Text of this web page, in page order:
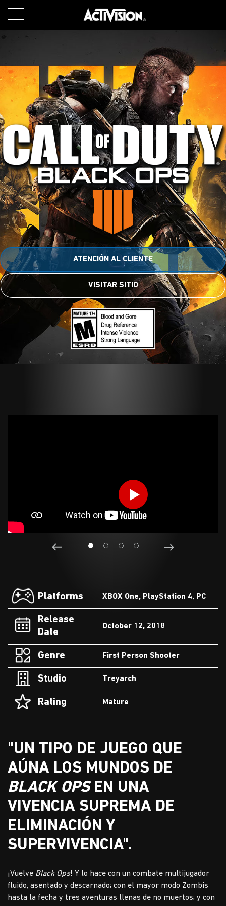
SKIP TO MAIN CONTENT
ACERCA DE
TRABAJO
SOPORTE
INICIAR SESIÓN
REGISTRARSE
ATENCIÓN AL CLIENTE
VISITAR SITIO
Platforms XBOX One, PlayStation 4, PC
Release
Date
October 12, 2018
Genre First Person Shooter
Studio Treyarch
Rating Mature
"UN TIPO DE JUEGO QUE
AÚNA LOS MUNDOS DE
BLACK OPSEN UNA
VIVENCIA SUPREMA DE
ELIMINACIÓN Y
SUPERVIVENCIA".
¡Vuelve Black Ops! Y lo hace con un combate multijugador
fluido, asentado y descarnado; con el mayor modo Zombis
hasta la fecha y tres aventuras llenas de no muertos; y con